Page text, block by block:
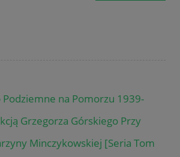
Podziemne na Pomorzu 1939-
Grzegorza Górskiego Przy
Minczykowskiej [Seria Tom